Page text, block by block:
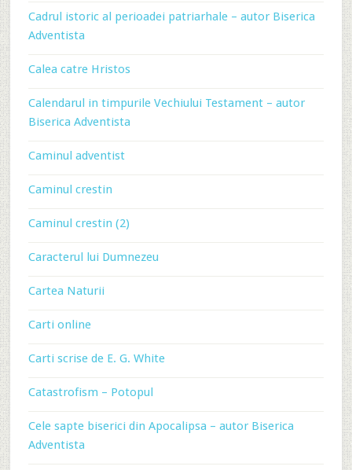
Cadrul istoric al perioadei patriarhale – autor Biserica
Adventista
Calea catre Hristos
Calendarul in timpurile Vechiului Testament – autor
Biserica Adventista
Caminul adventist
Caminul crestin
Caminul crestin (2)
Caracterul lui Dumnezeu
Cartea Naturii
Carti online
Carti scrise de E. G. White
Catastrofism – Potopul
Cele sapte biserici din Apocalipsa – autor Biserica
Adventista